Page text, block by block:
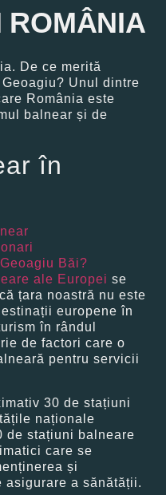
ROMÂNIA
De ce merită
Unul dintre
România este
balnear și de
în
Băi?
ale Europei se
țara noastră nu este
europene în
în rândul
de factori care o
pentru servicii
30 de stațiuni
naționale
de stațiuni balneare
care se
și
a sănătății.